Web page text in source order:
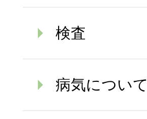
検査
病気について